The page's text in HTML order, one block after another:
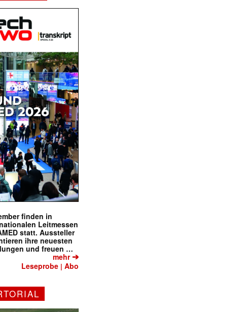
finden in
Leitmessen
statt. Aussteller
ihre neuesten
und freuen …
mehr➔
Leseprobe |Abo